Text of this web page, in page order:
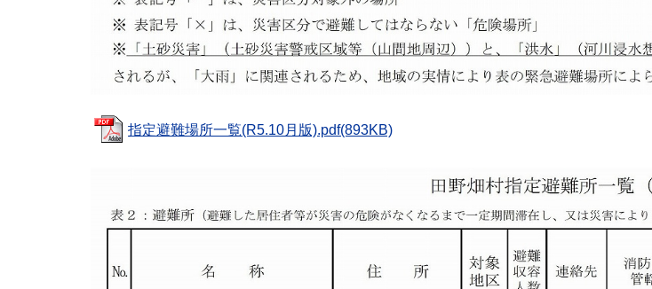
指定避難場所一覧(R5.10月版).pdf(893KB)